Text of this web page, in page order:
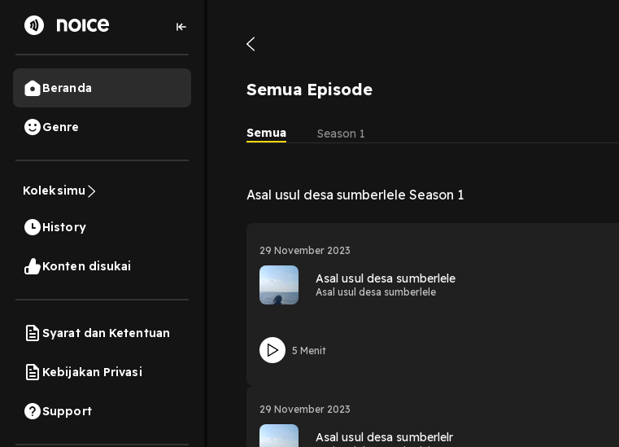
Beranda
Genre
Koleksimu
History
Konten disukai
Syarat dan Ketentuan
Kebijakan Privasi
Support
Semua Episode
Semua Season 1
Asal usul desa sumberlele Season 1
29 November 2023
Asal usul desa sumberlele
Asal usul desa sumberlele
5 Menit
29 November 2023
Asal usul desa sumberlelr